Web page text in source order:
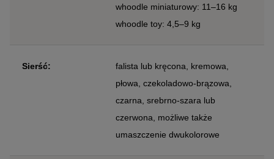
whoodle miniaturowy: 11–16 kg
whoodle toy: 4,5–9 kg
Sierść:
falista lub kręcona, kremowa,
płowa, czekoladowo-brązowa,
czarna, srebrno-szara lub
czerwona, możliwe także
umaszczenie dwukolorowe